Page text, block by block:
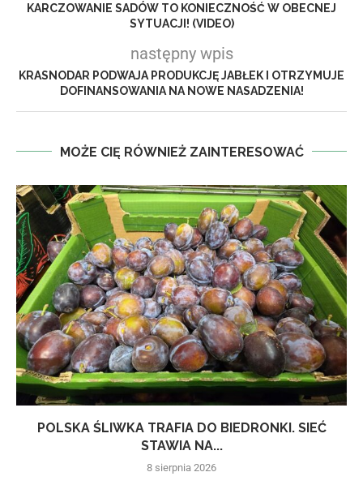
KARCZOWANIE SADÓW TO KONIECZNOŚĆ W OBECNEJ
SYTUACJI! (VIDEO)
następny wpis
KRASNODAR PODWAJA PRODUKCJĘ JABŁEK I OTRZYMUJE
DOFINANSOWANIA NA NOWE NASADZENIA!
MOŻE CIĘ RÓWNIEŻ ZAINTERESOWAĆ
POLSKA ŚLIWKA TRAFIA DO BIEDRONKI. SIEĆ
STAWIA NA...
8 sierpnia 2026